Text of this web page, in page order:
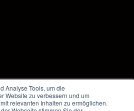
Analyse Tools, um die
Website zu verbessern und um
relevanten Inhalten zu ermöglichen.